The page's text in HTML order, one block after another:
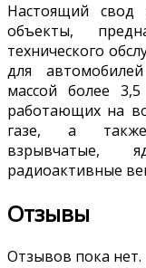
Настоящий свод
объекты,
технического
для
массой более
работающих на
газе, а также
взрывчатые,
радиоактивные
Отзывы
Отзывов пока нет.